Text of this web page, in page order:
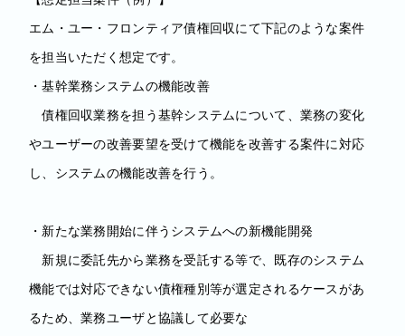
エム・ユー・フロンティア債権回収にて下記のような案件
を担当いただく想定です。
・基幹業務システムの機能改善
債権回収業務を担う基幹システムについて、業務の変化
やユーザーの改善要望を受けて機能を改善する案件に対応
し、システムの機能改善を行う。
・新たな業務開始に伴うシステムへの新機能開発
新規に委託先から業務を受託する等で、既存のシステム
機能では対応できない債権種別等が選定されるケースがあ
るため、業務ユーザと協議して必要な